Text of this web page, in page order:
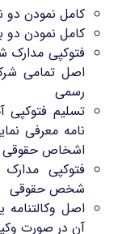
کامل نمودن
کامل نمودن دو
فتوکپی مدارک
اصل تمامی
رسمی
تسلیم
نامه معرفی
اشخاص حقوقی
فتوکپی
شخص حقوقی
اصل وکالتنامه
آن در صورت